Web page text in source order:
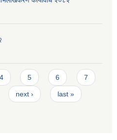
4 5 6 7
next › last »